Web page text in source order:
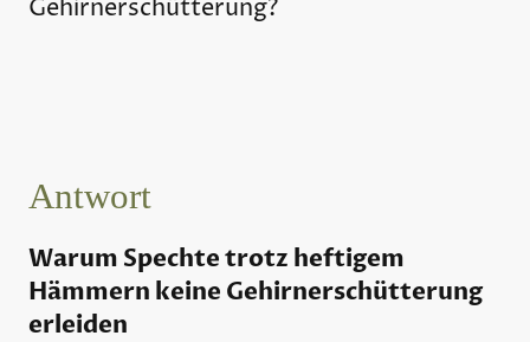
Gehirnerschütterung?
Antwort
Warum Spechte trotz heftigem
Hämmern keine Gehirnerschütterung
erleiden